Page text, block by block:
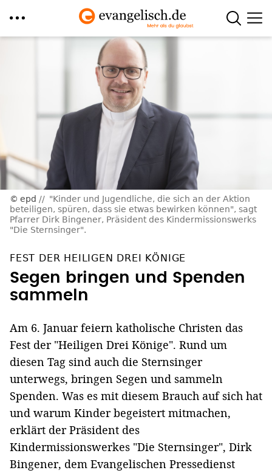
epd
"Kinder und Jugendliche, die sich an der Aktion
beteiligen, spüren, dass sie etwas bewirken können", sagt
Pfarrer Dirk Bingener, Präsident des Kindermissionswerks
"Die Sternsinger".
FEST DER HEILIGEN DREI KÖNIGE
Segen bringen und Spenden
sammeln
Am 6. Januar feiern katholische Christen das
Fest der "Heiligen Drei Könige". Rund um
diesen Tag sind auch die Sternsinger
unterwegs, bringen Segen und sammeln
Spenden. Was es mit diesem Brauch auf sich hat
und warum Kinder begeistert mitmachen,
erklärt der Präsident des
Kindermissionswerkes "Die Sternsinger", Dirk
Bingener, dem Evangelischen Pressedienst